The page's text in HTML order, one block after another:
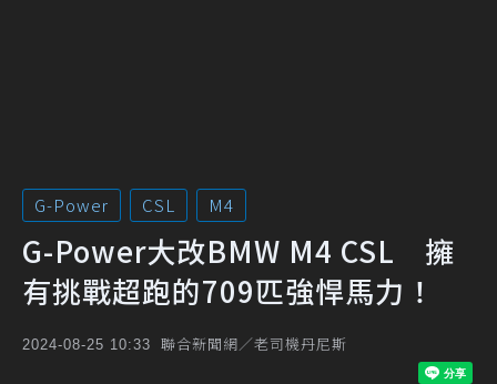
G-Power CSL M4
G-Power大改BMW M4 CSL 擁
有挑戰超跑的709匹強悍馬力！
2024-08-25 10:33 聯合新聞網／老司機丹尼斯